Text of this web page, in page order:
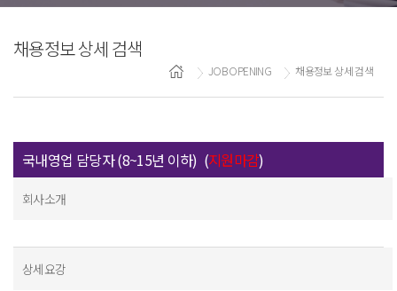
채용정보 상세 검색
JOB OPENING 채용정보 상세 검색
국내영업 담당자 (8~15년 이하) (지원마감)
회사소개
상세요강